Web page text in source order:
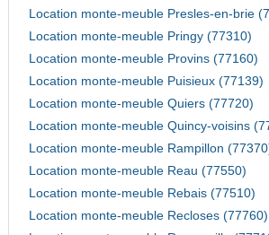
Location monte-meuble Presles-en-brie
Location monte-meuble Pringy (77310)
Location monte-meuble Provins (77160)
Location monte-meuble Puisieux (77139)
Location monte-meuble Quiers (77720)
Location monte-meuble Quincy-voisins
Location monte-meuble Rampillon
Location monte-meuble Reau (77550)
Location monte-meuble Rebais (77510)
Location monte-meuble Recloses (77760)